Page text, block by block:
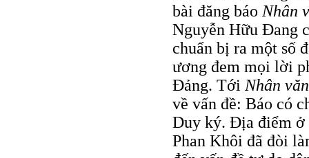
bài đăng báo Nhân
Nguyễn Hữu Đang
chuẩn bị ra một số
ương đem mọi lời
Đảng. Tới Nhân
về vấn đề: Báo có
Duy ký. Địa điểm ở
Phan Khôi đã đòi